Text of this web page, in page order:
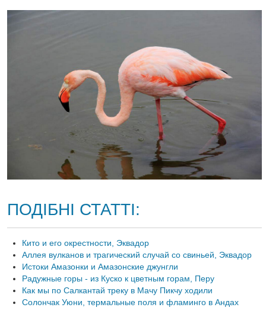
ПОДІБНІ СТАТТІ:
Кито и его окрестности, Эквадор
Аллея вулканов и трагический случай со свиньей, Эквадор
Истоки Амазонки и Амазонские джунгли
Радужные горы - из Куско к цветным горам, Перу
Как мы по Салкантай треку в Мачу Пикчу ходили
Солончак Уюни, термальные поля и фламинго в Андах